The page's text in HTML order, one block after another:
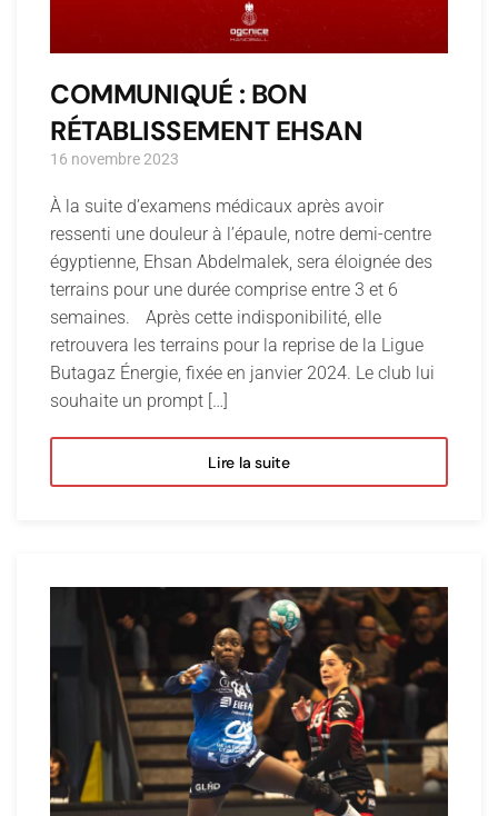
COMMUNIQUÉ : BON
RÉTABLISSEMENT EHSAN
16 novembre 2023
À la suite d’examens médicaux après avoir
ressenti une douleur à l’épaule, notre demi-centre
égyptienne, Ehsan Abdelmalek, sera éloignée des
terrains pour une durée comprise entre 3 et 6
semaines. Après cette indisponibilité, elle
retrouvera les terrains pour la reprise de la Ligue
Butagaz Énergie, fixée en janvier 2024. Le club lui
souhaite un prompt […]
Lire la suite